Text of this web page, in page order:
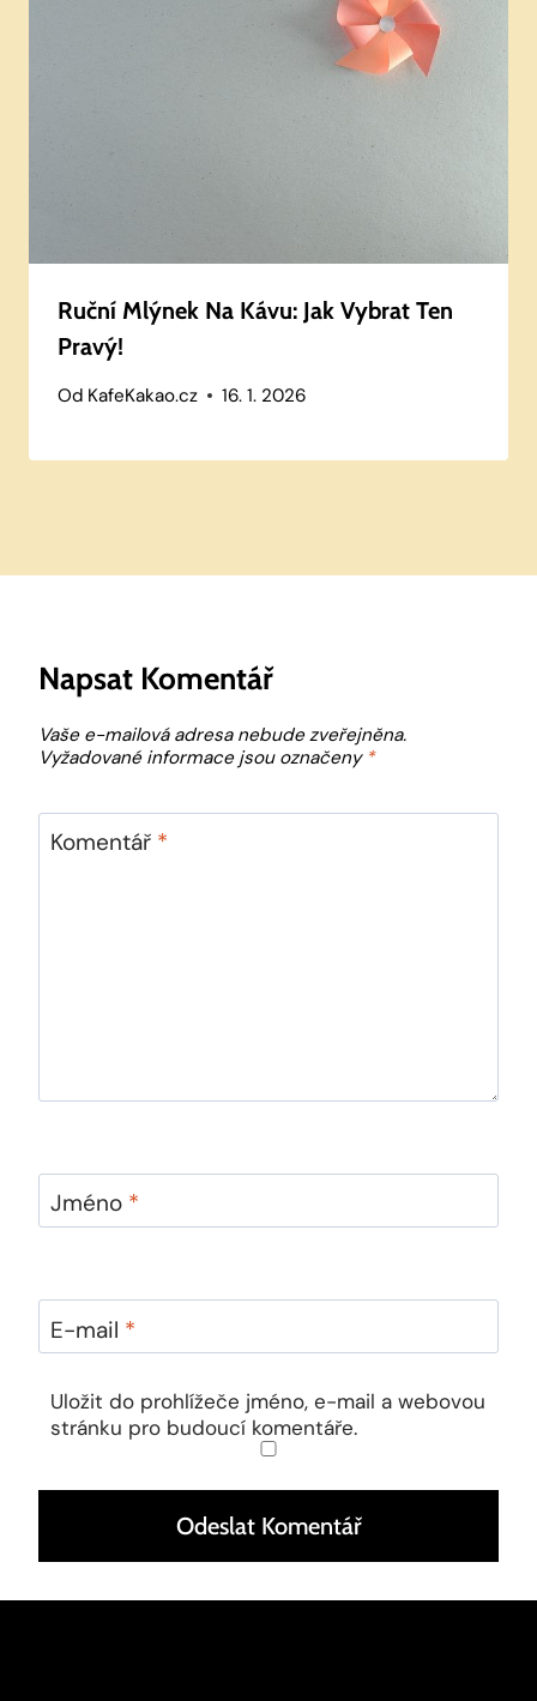
Ruční Mlýnek Na Kávu: Jak Vybrat Ten
Pravý!
Od KafeKakao.cz 16. 1. 2026
Napsat Komentář
Vaše e-mailová adresa nebude zveřejněna.
Vyžadované informace jsou označeny *
Komentář *
Jméno *
E-mail *
Uložit do prohlížeče jméno, e-mail a webovou
stránku pro budoucí komentáře.